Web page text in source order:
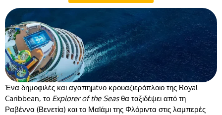
Ένα δημοφιλές και αγαπημένο κρουαζιερόπλοιο της Royal
Caribbean, το Explorer of the Seasθα ταξιδέψει από τη
Ραβέννα (Βενετία) και το Μαϊάμι της Φλόριντα στις λαμπερές